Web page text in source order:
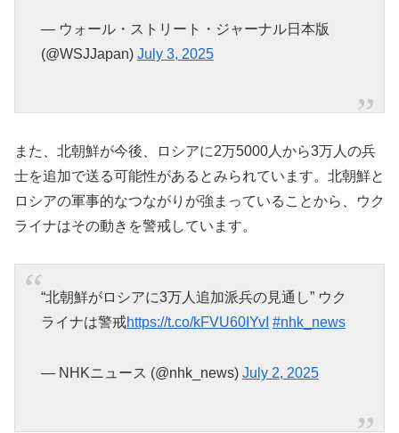
— ウォール・ストリート・ジャーナル日本版
(@WSJJapan) July 3, 2025
また、北朝鮮が今後、ロシアに2万5000人から3万人の兵
士を追加で送る可能性があるとみられています。北朝鮮と
ロシアの軍事的なつながりが強まっていることから、ウク
ライナはその動きを警戒しています。
“北朝鮮がロシアに3万人追加派兵の見通し” ウク
ライナは警戒https://t.co/kFVU60IYvI #nhk_news
— NHKニュース (@nhk_news) July 2, 2025